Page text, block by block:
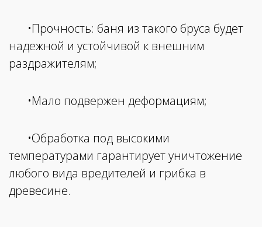
•Прочность: баня из такого бруса будет
надежной и устойчивой к внешним
раздражителям;
•Мало подвержен деформациям;
•Обработка под высокими
температурами гарантирует уничтожение
любого вида вредителей и грибка в
древесине.